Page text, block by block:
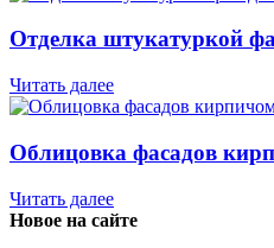
Отделка штукатуркой
Читать далее
Облицовка фасадов
Читать далее
Новое на сайте